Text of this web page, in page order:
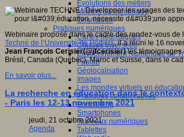
Evolutions des métiers
Métiers du numérique
Orientation
Pratiques numériques
Cartes heuristiques
Classes inversées
Environnement Numérique de
Fablab
Géolocalisation
Images
Les mondes virtuels en
Pratiques collaboratives
Podcasting
Smartphones
Tableaux numériques
Tablettes
Webinaire proposé dans le cadre des rendez-vous de l
Techné de l’Université de Poitiers, il a réuni le 16
Jean François Cerisier(@jfcerisier)les témoignages
Brésil, Canada (Québec), Maroc et Suisse, dans le
En savoir plus...
La recherche en éducation dans le
- Paris les 12-13 novembre 2021
jeudi, 21 octobre 2021
Agenda